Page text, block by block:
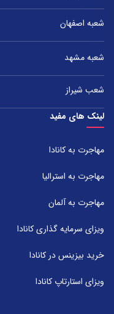
آدرس:
شعبه تهران : خیابان ولیعصر،
تلفن:
021-37972000
شعبه اصفهان
دفتر اصفهان: میدان آزادی،
تلفن:
021-43000054
شعبه مشهد
مشهد، بلوار هفت تیر نبش هفت تیر ۸ برج اداری آرمیتاژ طبقه ۱۶
تلفن:
051-31737000
شعب شیراز
شعبه 1
آدرس:
تلفن:
شعبه 2
تلفن:
لینک های مفید
مهاجرت به کانادا
مهاجرت به استرالیا
مهاجرت به آلمان
ویزای سرمایه گذاری کانادا
خرید بیزینس در کانادا
ویزای استارتاپ کانادا